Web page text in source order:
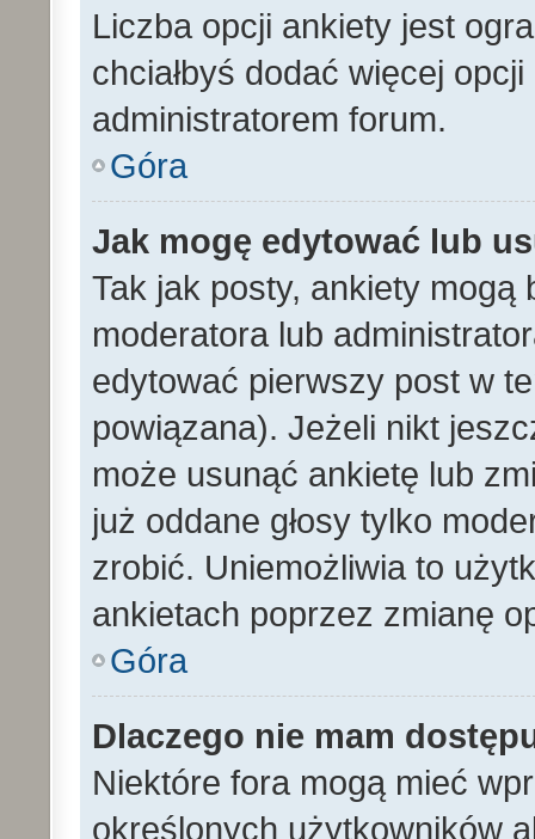
Liczba opcji ankiety jest
chciałbyś dodać więcej
administratorem forum.
Góra
Jak mogę edytować lub
Tak jak posty, ankiety
moderatora lub
edytować pierwszy post w
powiązana). Jeżeli nikt
może usunąć ankietę lub
już oddane głosy tylko
zrobić. Uniemożliwia to
ankietach poprzez zmianę
Góra
Dlaczego nie mam
Niektóre fora mogą mieć
określonych użytkowników